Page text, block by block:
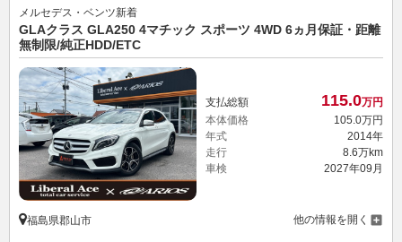
メルセデス・ベンツ新着
GLAクラス GLA250 4マチック スポーツ 4WD 6ヵ月保証・距離
無制限/純正HDD/ETC
支払総額 115.0万円
本体価格
105.0万円
年式
2014年
走行
8.6万km
車検
2027年09月
福島県郡山市 他の情報を開く